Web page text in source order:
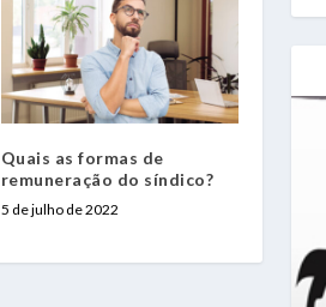
Quais as formas de
remuneração do síndico?
5 de julho de 2022